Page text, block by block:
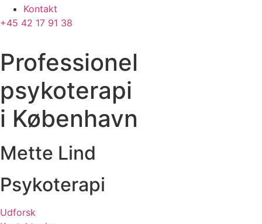
Kontakt
+45 42 17 91 38
Professionel
psykoterapi
i København
Mette Lind
Psykoterapi
Udforsk